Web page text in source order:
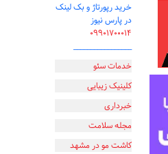
خرید رپورتاژ و بک لینک
در پارس نیوز
۰۹۹۰۱۷۰۰۰۱۴
_________________
خدمات سئو
کلینیک زیبایی
خبرداری
مجله سلامت
کاشت مو در مشهد